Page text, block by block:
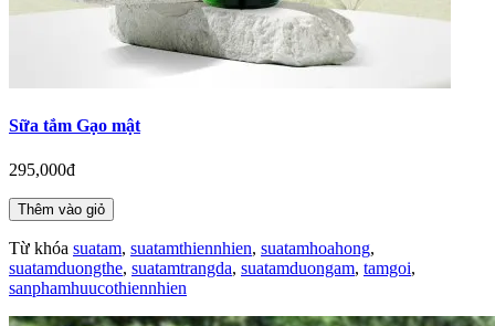
Sữa tắm Gạo mật
295,000đ
Thêm vào giỏ
Từ khóa suatam, suatamthiennhien, suatamhoahong,
suatamduongthe, suatamtrangda, suatamduongam, tamgoi,
sanphamhuucothiennhien